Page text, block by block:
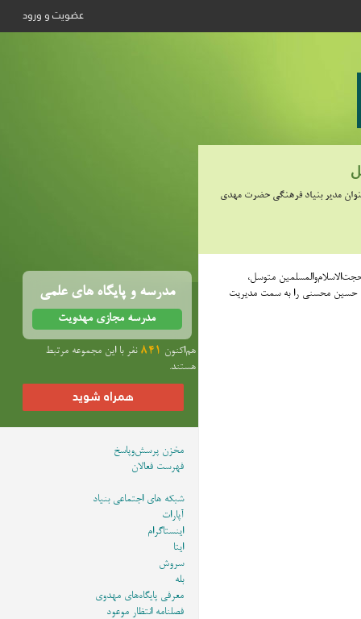
عضویت و ورود
مدرسه و پایگاه های علمی
مدرسه مجازی مهدویت
هم‌اکنون 841 نفر با این مجموعه مرتبط
هستند.
همراه شوید
مخزن پرسش‌وپاسخ
فهرست فعالان
شبکه های اجتماعی بنیاد
آپارات
اینستاگرام
ایتا
سروش
بله
معرفی پایگاه‌های مهدوی
فصلنامه انتظار موعود
مدیر بنیاد فرهنگی حضرت مهدی
متوسل،
حسین محسنی را به سمت مدیریت